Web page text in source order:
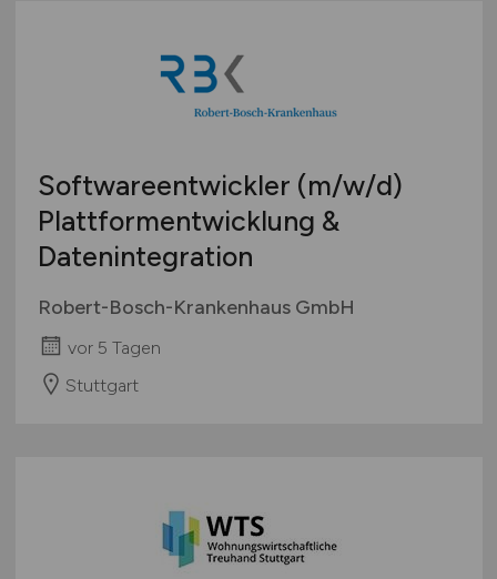
Softwareentwickler (m/w/d)
Plattformentwicklung &
Datenintegration
Robert-Bosch-Krankenhaus GmbH
vor 5 Tagen
Stuttgart